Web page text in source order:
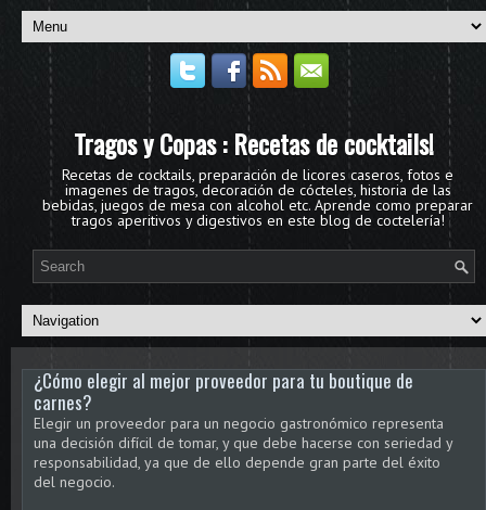
Tragos y Copas : Recetas de cocktails!
Recetas de cocktails, preparación de licores caseros, fotos e
imagenes de tragos, decoración de cócteles, historia de las
bebidas, juegos de mesa con alcohol etc. Aprende como preparar
tragos aperitivos y digestivos en este blog de coctelería!
¿Cómo elegir al mejor proveedor para tu boutique de
carnes?
Elegir un proveedor para un negocio gastronómico representa
una decisión difícil de tomar, y que debe hacerse con seriedad y
responsabilidad, ya que de ello depende gran parte del éxito
del negocio.